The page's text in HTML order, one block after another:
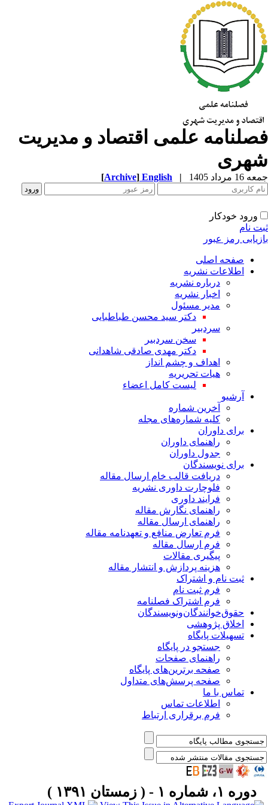
علمی اقتصاد و مدیریت
مرداد 1405 |
English
[Archive]
ورود خودکار
نام
رمز عبور
صفحه اصلی
اطلاعات نشریه
درباره نشریه
اخبار نشریه
مدیر مسئول
دکتر سید محسن طباطبایی
سردبیر
سخن سردبیر
دکتر مهدی صادقی شاهدانی
اهداف و چشم انداز
هیات تحریریه
لیست کامل اعضاء
آرشیو
آخرین شماره
کلیه شماره‌های مجله
برای داوران
راهنمای داوران
جدول داوران
برای نویسندگان
دریافت قالب خام ارسال مقاله
فلوچارت داوری نشریه
فرایند داوری
راهنمای نگارش مقاله
راهنمای ارسال مقاله
فرم تعارض منافع و تعهدنامه مقاله
فرم ارسال مقاله
پیگیری مقالات
هزینه پردازش و انتشار مقاله
ثبت نام و اشتراک
فرم ثبت نام
فرم اشتراک فصلنامه
حقوق‌خوانندگان‌و‌نویسندگان
اخلاق پژوهشی
تسهیلات پایگاه
جستجو در پایگاه
راهنمای صفحات
صفحه برترین‌های پایگاه
صفحه پرسش‌های متداول
تماس با ما
اطلاعات تماس
فرم برقراری ارتباط
دوره ۱، شماره ۱ - ( زمستان ۱۳۹۱ )